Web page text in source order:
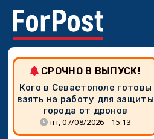
СРОЧНО В ВЫПУСК!
Кого в Севастополе готовы
взять на работу для защиты
города от дронов
пт, 07/08/2026 - 15:13